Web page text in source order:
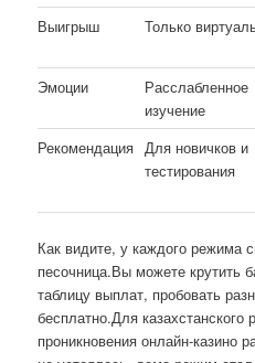
Выигрыш
Только
Эмоции
Расслабленное
изучение
Рекомендация Для новичков и
тестирования
Как видите, у каждого режима
песочница.Вы можете крутить
таблицу выплат, пробовать
бесплатно.Для казахстанского
проникновения онлайн-казино